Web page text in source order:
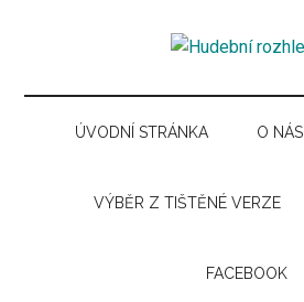
content
menu
sidebar
sidebar
Hudební
rozhledy
pro
hudebníÚVODNÍ STRÁNKA O NÁS
VÝBĚR Z TIŠTĚNÉ VERZE
FACEBOOK